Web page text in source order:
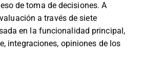
de toma de decisiones. A
a través de siete
en la funcionalidad principal,
integraciones, opiniones de los